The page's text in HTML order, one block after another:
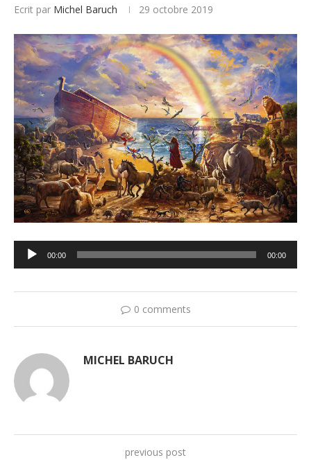
Ecrit par Michel Baruch 29 octobre 2019
Lecteur
audio
00:00 00:00
0 comments
MICHEL BARUCH
previous post